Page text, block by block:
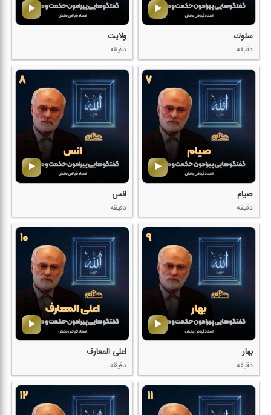
سلوك
دقیقه
ولایت
دقیقه
صیام
دقیقه
انس
دقیقه
بهار
دقیقه
اعلی المعارف
دقیقه